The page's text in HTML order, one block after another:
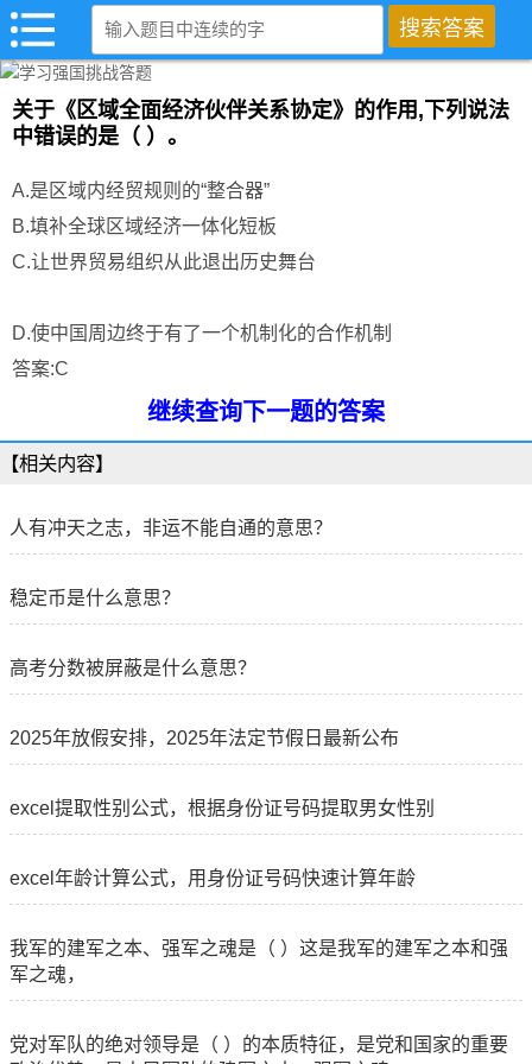
关于《区域全面经济伙伴关系协定》的作用,下列说法
中错误的是（ ）。
A.是区域内经贸规则的“整合器”
B.填补全球区域经济一体化短板
C.让世界贸易组织从此退出历史舞台
D.使中国周边终于有了一个机制化的合作机制
答案:C
继续查询下一题的答案
【相关内容】
人有冲天之志，非运不能自通的意思？
稳定币是什么意思？
高考分数被屏蔽是什么意思？
2025年放假安排，2025年法定节假日最新公布
excel提取性别公式，根据身份证号码提取男女性别
excel年龄计算公式，用身份证号码快速计算年龄
我军的建军之本、强军之魂是（ ）这是我军的建军之本和强
军之魂，
党对军队的绝对领导是（ ）的本质特征，是党和国家的重要